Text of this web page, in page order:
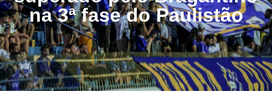
na 3ª fase do Paulistão